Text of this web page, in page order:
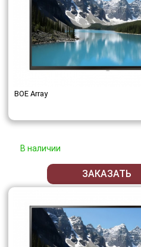
BOE Array
В наличии
ЗАКАЗАТЬ